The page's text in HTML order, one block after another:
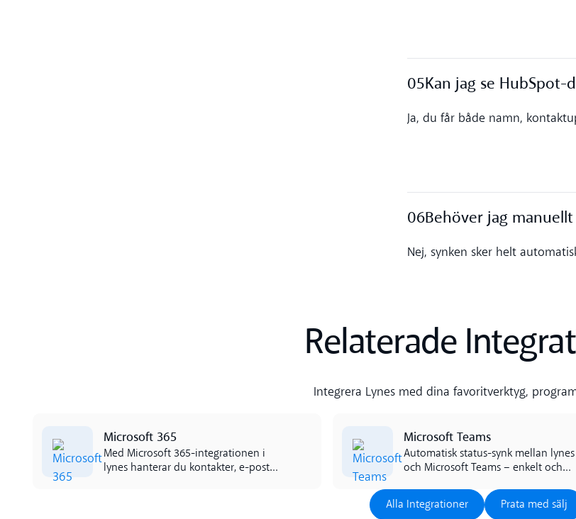
Toggle accordion
05Kan jag se HubSpot-
Ja, du får både namn,
06Behöver jag
Nej, synken sker helt
Relaterade
Integrera Lynes med dina favoritverktyg,
Microsoft 365
Med Microsoft 365-integrationen i
lynes hanterar du kontakter, e-post
Microsoft Teams
Automatisk status-synk mellan lynes
och Microsoft Teams – enkelt och
Alla Integrationer
Alla Integrationer
Prata
Prata med sälj